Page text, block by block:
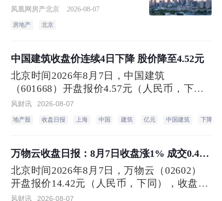
加大住房公积金支持力度3个
方面7项政策措施。
凤凰网房产北京 2026-08-07
房地产 北京
中国建筑收盘价连续4日下降 股价降至4.52元
北京时间2026年8月7日，中国建筑
（601668）开盘报价4.57元（人民币，下
同），收盘于4.52元，相比上一个交易日的
收盘价4.57元，下跌1.09%。当日最高价4.57
风财讯 2026-08-07
地产股 收盘日报 上海 中国 建筑 亿元 中国建筑 下降
万物云收盘日报：8月7日收盘涨1% 成交0.48
万手
北京时间2026年8月7日，万物云（02602）
开盘报价14.42元（人民币，下同），收盘于
14.9元，相比上一个交易日的收盘价14.75
风财讯 2026-08-07